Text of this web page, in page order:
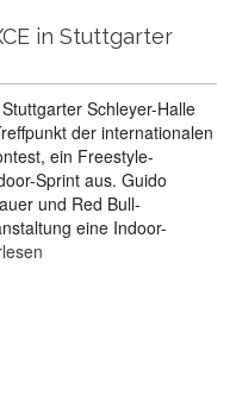
in Stuttgarter
Schleyer-Halle
der internationalen
ein Freestyle-
Sprint aus. Guido
und Red Bull-
eine Indoor-